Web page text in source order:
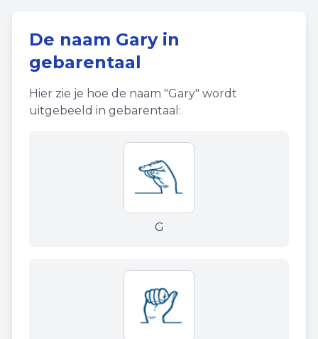
De naam Garyin
gebarentaal
Hier zie je hoe de naam "Gary" wordt
uitgebeeld in gebarentaal:
G